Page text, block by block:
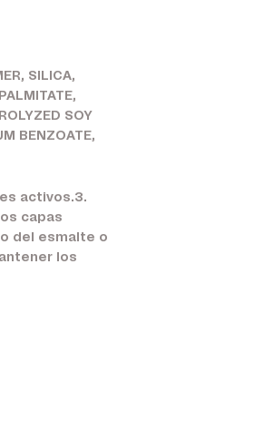
SILICA,
SOY
BENZOATE,
activos.3.
capas
del esmalte o
los